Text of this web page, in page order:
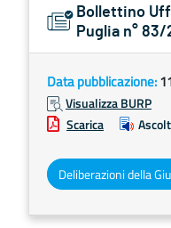
Bollettino
Puglia n°
Data pubblicazione:
Visualizza BURP
Scarica
Deliberazioni della